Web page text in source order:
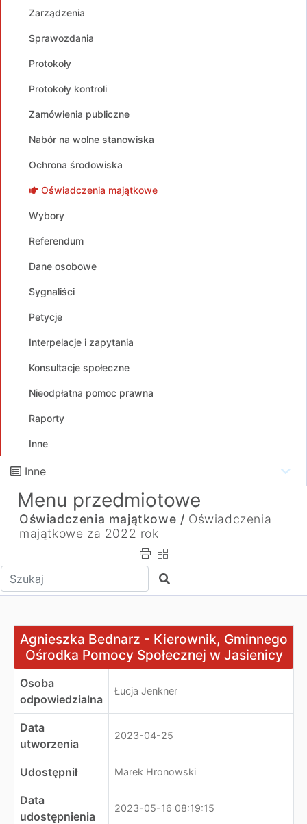
Zarządzenia
Sprawozdania
Protokoły
Protokoły kontroli
Zamówienia publiczne
Nabór na wolne stanowiska
Ochrona środowiska
Oświadczenia majątkowe
Wybory
Referendum
Dane osobowe
Sygnaliści
Petycje
Interpelacje i zapytania
Konsultacje społeczne
Nieodpłatna pomoc prawna
Raporty
Inne
Inne
Menu przedmiotowe
Oświadczenia majątkowe / Oświadczenia
majątkowe za 2022 rok
Wpisz tekst do wyszukania Szukaj
Agnieszka Bednarz - Kierownik, Gminnego Ośrodka
Agnieszka Bednarz - Kierownik, Gminnego
Ośrodka Pomocy Społecznej w Jasienicy
Osoba
odpowiedzialna
Łucja Jenkner
Data
utworzenia
2023-04-25
Udostępnił Marek Hronowski
Data
udostępnienia
2023-05-16 08:19:15